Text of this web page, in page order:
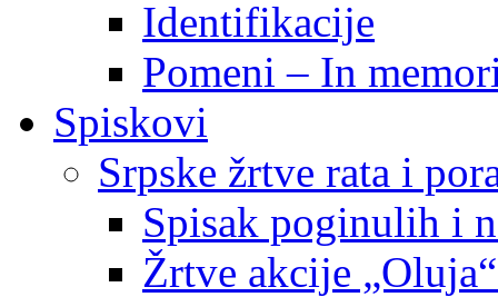
Identifikacije
Pomeni – In
Spiskovi
Srpske žrtve rata i
Spisak poginulih i
Žrtve akcije